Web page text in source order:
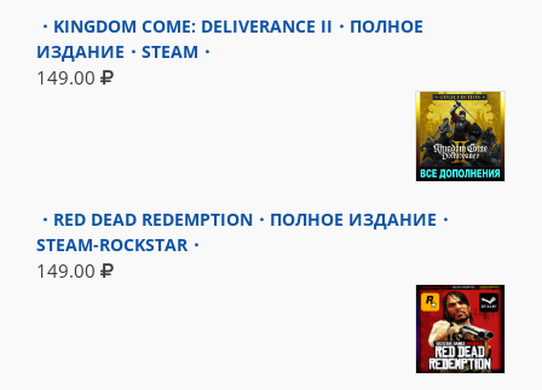
・KINGDOM COME: DELIVERANCE II・ПОЛНОЕ
ИЗДАНИЕ・STEAM・
149.00
・RED DEAD REDEMPTION・ПОЛНОЕ ИЗДАНИЕ・
STEAM-ROCKSTAR・
149.00